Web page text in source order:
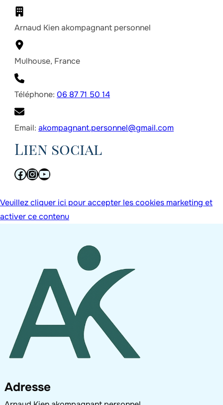
Arnaud Kien akompagnant personnel
Mulhouse, France
Téléphone: 06 87 71 50 14
Email: akompagnant.personnel@gmail.com
Lien social
Facebook
Instagram
YouTube
Veuillez cliquer ici pour accepter les cookies marketing et
activer ce contenu
Adresse